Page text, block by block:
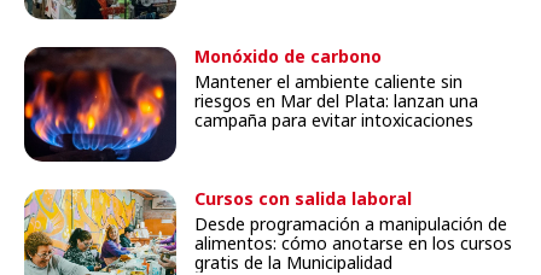
Monóxido de carbono
Mantener el ambiente caliente sin
riesgos en Mar del Plata: lanzan una
campaña para evitar intoxicaciones
Cursos con salida laboral
Desde programación a manipulación de
alimentos: cómo anotarse en los cursos
gratis de la Municipalidad